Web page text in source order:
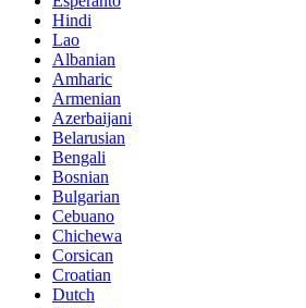
Hindi
Lao
Albanian
Amharic
Armenian
Azerbaijani
Belarusian
Bengali
Bosnian
Bulgarian
Cebuano
Chichewa
Corsican
Croatian
Dutch